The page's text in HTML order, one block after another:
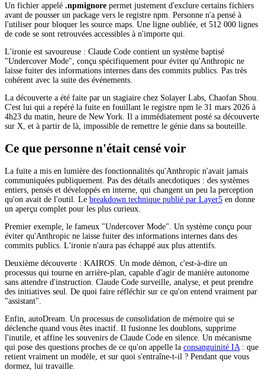
Un fichier appelé .npmignore permet justement d'exclure certains fichiers
avant de pousser un package vers le registre npm. Personne n'a pensé à
l'utiliser pour bloquer les source maps. Une ligne oubliée, et 512 000 lignes
de code se sont retrouvées accessibles à n'importe qui.
L'ironie est savoureuse : Claude Code contient un système baptisé
"Undercover Mode", conçu spécifiquement pour éviter qu'Anthropic ne
laisse fuiter des informations internes dans des commits publics. Pas très
cohérent avec la suite des événements.
La découverte a été faite par un stagiaire chez Solayer Labs, Chaofan Shou.
C'est lui qui a repéré la fuite en fouillant le registre npm le 31 mars 2026 à
4h23 du matin, heure de New York. Il a immédiatement posté sa découverte
sur X, et à partir de là, impossible de remettre le génie dans sa bouteille.
Ce que personne n'était censé voir
La fuite a mis en lumière des fonctionnalités qu'Anthropic n'avait jamais
communiquées publiquement. Pas des détails anecdotiques : des systèmes
entiers, pensés et développés en interne, qui changent un peu la perception
qu'on avait de l'outil. Le breakdown technique publié par Layer5 en donne
un aperçu complet pour les plus curieux.
Premier exemple, le fameux "Undercover Mode". Un système conçu pour
éviter qu'Anthropic ne laisse fuiter des informations internes dans des
commits publics. L'ironie n'aura pas échappé aux plus attentifs.
Deuxième découverte : KAIROS. Un mode démon, c'est-à-dire un
processus qui tourne en arrière-plan, capable d'agir de manière autonome
sans attendre d'instruction. Claude Code surveille, analyse, et peut prendre
des initiatives seul. De quoi faire réfléchir sur ce qu'on entend vraiment par
"assistant".
Enfin, autoDream. Un processus de consolidation de mémoire qui se
déclenche quand vous êtes inactif. Il fusionne les doublons, supprime
l'inutile, et affine les souvenirs de Claude Code en silence. Un mécanisme
qui pose des questions proches de ce qu'on appelle la consanguinité IA : que
retient vraiment un modèle, et sur quoi s'entraîne-t-il ? Pendant que vous
dormez, lui travaille.